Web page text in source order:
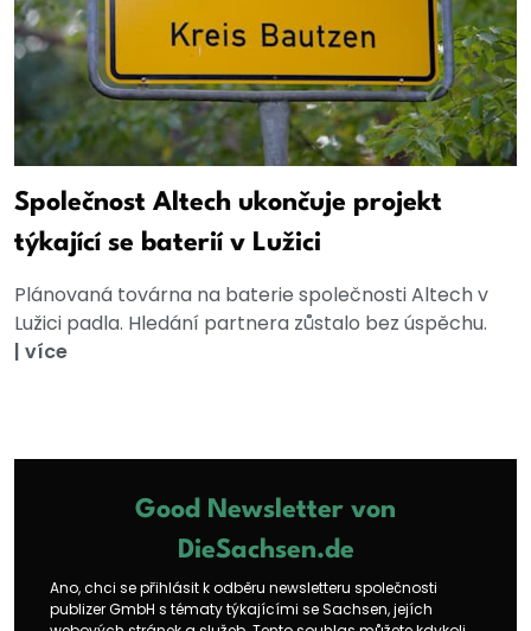
Společnost Altech ukončuje projekt
týkající se baterií v Lužici
Plánovaná továrna na baterie společnosti Altech v
Lužici padla. Hledání partnera zůstalo bez úspěchu.
| více
Good Newsletter von
DieSachsen.de
Ano, chci se přihlásit k odběru newsletteru společnosti
publizer GmbH s tématy týkajícími se Sachsen, jejích